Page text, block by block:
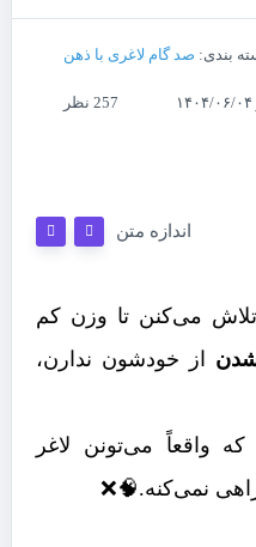
بندی: صد گام لاغری با ذهن
257 نظر
اندازه متن
می‌کنن تا وزن کم
شدن از خودشون ندارن،
که واقعاً می‌تونن لاغر
نمی‌کنه.🧠❌